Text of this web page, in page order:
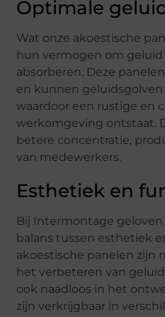
Optimale
Wat onze akoestische
hun vermogen om
absorberen. Deze
en kunnen
waardoor een rustige en
werkomgeving ontstaat.
betere concentratie,
van medewerkers.
Esthetiek en
Bij Intermontage
balans tussen esthetiek
akoestische panelen zijn
het verbeteren van
ook naadloos in het
zijn verkrijgbaar in